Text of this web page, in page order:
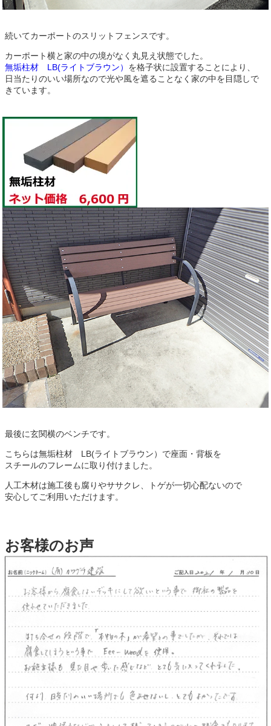
続いてカーポートのスリットフェンスです。
カーポート横と家の中の境がなく丸見え状態でした。
無垢柱材 LB(ライトブラウン） を格子状に設置することにより、
日当たりのいい場所なので光や風を遮ることなく家の中を目隠しで
きています。
最後に玄関横のベンチです。
こちらは無垢柱材 LB(ライトブラウン）で座面・背板を
スチールのフレームに取り付けました。
人工木材は施工後も腐りやササクレ、トゲが一切心配ないので
安心してご利用いただけます。
お客様のお声